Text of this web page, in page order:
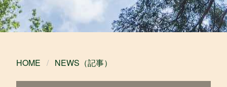
HOME NEWS（記事）